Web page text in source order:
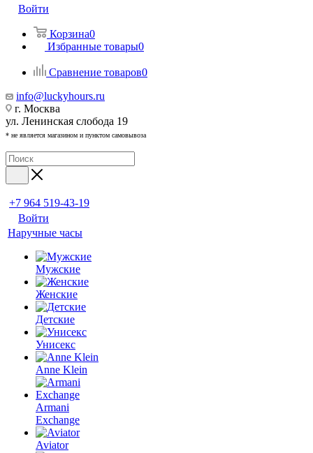
Войти
Корзина0
Избранные товары0
Сравнение товаров0
info@luckyhours.ru
г. Москва
ул. Ленинская слобода 19
* не является магазином и пунктом самовывоза
+7 964 519-43-19
Войти
Наручные часы
Мужские
Женские
Детские
Унисекс
Anne Klein
Armani
Exchange
Aviator